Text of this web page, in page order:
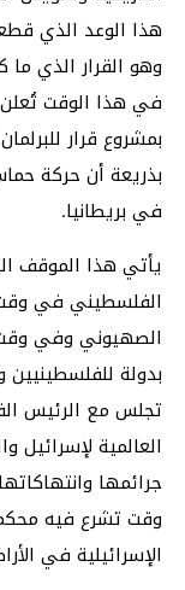
هذا الوعد الذي
وهو القرار الذي ما
في هذا الوقت تُعلن
بمشروع قرار
بذريعة أن حركة
في بريطانيا.
يأتي هذا الموقف
الفلسطيني في وقت
الصهيوني وفي وقت
بدولة
تجلس مع الرئيس
العالمية لإسرائيل
جرائمها
وقت تشرع فيه
الإسرائيلية في